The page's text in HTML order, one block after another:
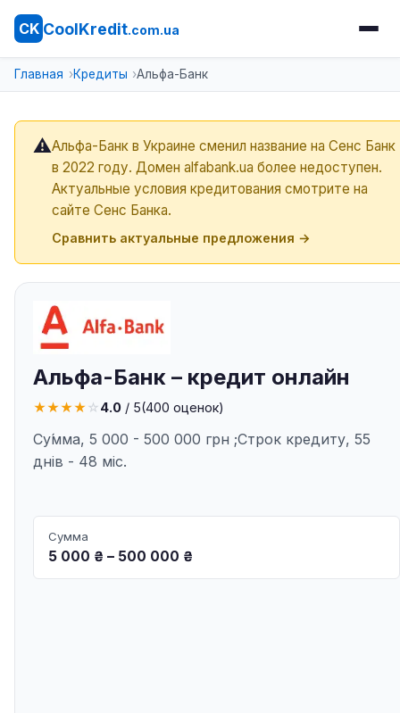
CK CoolKredit.com.ua
Главная Кредиты Альфа-Банк
⚠️Альфа-Банк в Украине сменил название на Сенс Банк
в 2022 году. Домен alfabank.ua более недоступен.
Актуальные условия кредитования смотрите на
сайте Сенс Банка.
Сравнить актуальные предложения →
Альфа-Банк – кредит онлайн
★★★★☆4.0 / 5(400 оценок)
Су́мма, 5 000 - 500 000 грн ;Строк кредиту, 55
днів - 48 міс.
Сумма
5 000 ₴ – 500 000 ₴